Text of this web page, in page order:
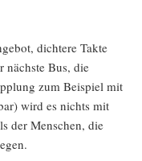
dich­te­re Tak­te
nächs­te Bus, die
zum Bei­spiel mit
wird es nichts mit
der Men­schen, die